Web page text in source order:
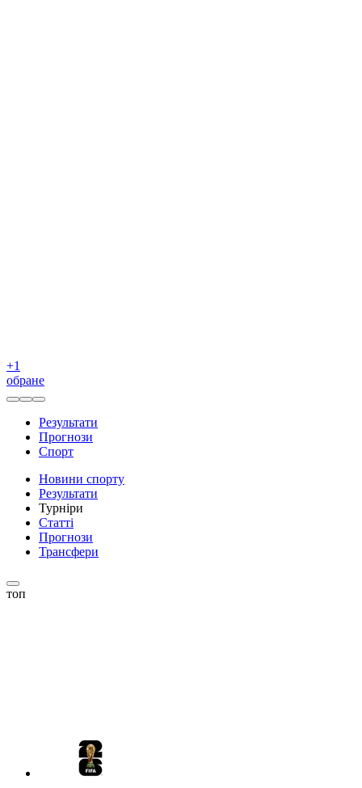
+1
обране
Результати
Прогнози
Спорт
Новини спорту
Результати
Турніри
Статті
Прогнози
Трансфери
топ